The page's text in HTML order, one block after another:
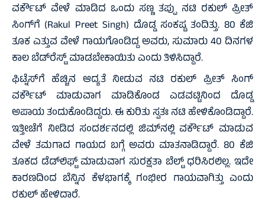
ವರ್ಕೌಟ್ ವೇಳೆ ಮಾಡಿದ ಒಂದು ಸಣ್ಣ ತಪ್ಪು ನಟಿ ರಕುಲ್ ಪ್ರೀತ್
ಸಿಂಗ್‌ಗೆ (Rakul Preet Singh) ದೊಡ್ಡ ಸಂಕಷ್ಟ ತಂದಿತ್ತು. 80 ಕೆಜಿ
ತೂಕ ಎತ್ತುವ ವೇಳೆ ಗಾಯಗೊಂಡಿದ್ದ ಅವರು, ಸುಮಾರು 40 ದಿನಗಳ
ಕಾಲ ಬೆಡ್‌ರೆಸ್ಟ್ ಮಾಡಬೇಕಾಯಿತು ಎಂದು ತಿಳಿಸಿದ್ದಾರೆ.
ಫಿಟ್ನೆಸ್‌ಗೆ ಹೆಚ್ಚಿನ ಆದ್ಯತೆ ನೀಡುವ ನಟಿ ರಕುಲ್ ಪ್ರೀತ್ ಸಿಂಗ್
ವರ್ಕೌಟ್‌ ಮಾಡುವಾಗ ಮಾಡಿಕೊಂಡ ಎಡವಟ್ಟಿನಿಂದ ದೊಡ್ಡ
ಅಪಾಯ ತಂದುಕೊಂಡಿದ್ದರು. ಈ ಕುರಿತು ಸ್ವತಃ ನಟಿ ಹೇಳಿಕೊಂಡಿದ್ದಾರೆ.
ಇತ್ತೀಚೆಗೆ ನೀಡಿದ ಸಂದರ್ಶನದಲ್ಲಿ ಜಿಮ್‌ನಲ್ಲಿ ವರ್ಕೌಟ್ ಮಾಡುವ
ವೇಳೆ ತಮಗಾದ ಗಾಯದ ಬಗ್ಗೆ ಅವರು ಮಾತನಾಡಿದ್ದಾರೆ. 80 ಕೆಜಿ
ತೂಕದ ಡೆಡ್‌ಲಿಫ್ಟ್ ಮಾಡುವಾಗ ಸುರಕ್ಷತಾ ಬೆಲ್ಟ್ ಧರಿಸಿರಲಿಲ್ಲ. ಇದೇ
ಕಾರಣದಿಂದ ಬೆನ್ನಿನ ಕೆಳಭಾಗಕ್ಕೆ ಗಂಭೀರ ಗಾಯವಾಗಿತ್ತು ಎಂದು